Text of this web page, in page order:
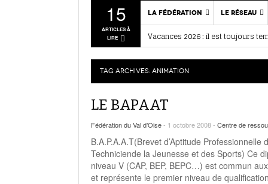
15
ARTICLES À
LIRE
LA FÉDÉRATION
Qui sommes-nous ?
Vie statutaire de la
associatives
Actualités de la
fédération
LE RÉSEAU
Liens
Vacances 2026 : il est toujours
BAFA / BAFD : nos stages d’été- 28
Ce que disent les associations- 27
Quartiers d’été : citoyenneté et
Assemblée générale 2026 : retour
TAG ARCHIVES: ANIMATION
LE BAPAAT
Fédération du Val d’Oise- 1 octobre 2008 - Centre de
B.A.P.A.A.T(Brevet d’Aptitude Professionnelle
Techniciende la Jeunesse et des Sports) Ce
niveau V (CAP, BEP, BEPC…) est commun
et représente le premier niveau de